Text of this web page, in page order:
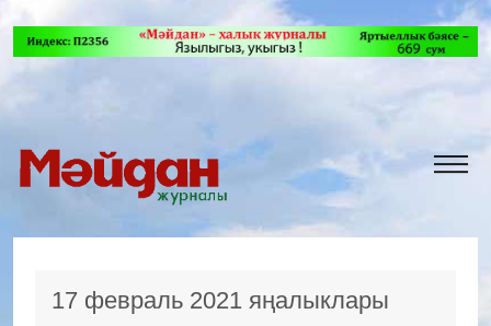
17 февраль 2021 яңалыклары